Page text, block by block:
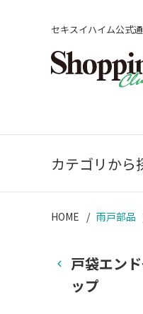
セキスイハイム公式
カテゴリから
HOME 雨戸部品
戸袋エン
ップ